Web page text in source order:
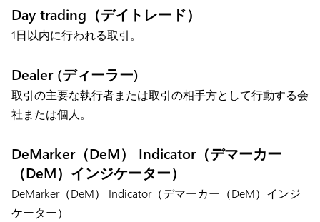
Day trading（デイトレード）
1日以内に行われる取引。
Dealer (ディーラー)
取引の主要な執行者または取引の相手方として行動する会
社または個人。
DeMarker（DeM） Indicator（デマーカー
（DeM）インジケーター）
DeMarker（DeM） Indicator（デマーカー（DeM）インジ
ケーター）